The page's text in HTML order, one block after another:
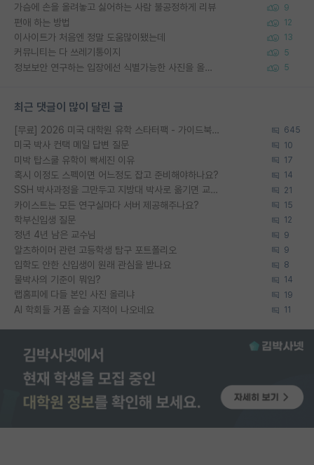
가슴에 손을 올려놓고 싫어하는 사람 불공정하게 리뷰 9
편애 하는 방법 12
이사이트가 처음엔 정말 도움많이됐는데 13
커뮤니티는 다 쓰레기통이지 5
정보보안 연구하는 입장에선 식별가능한 사진을 올리는건 비추이긴함 5
최근 댓글이 많이 달린 글
[무료] 2026 미국 대학원 유학 스타터팩 - 가이드북 & 합격자 컨택메일 템플릿 645
미국 박사 컨택 메일 답변 질문 10
미박 탑스쿨 유학이 빡세진 이유 17
혹시 이정도 스펙이면 어느정도 잡고 준비해야하나요? 14
SSH 박사과정을 그만두고 지방대 박사로 옮기면 교수의 꿈은 끝일까요? 21
카이스트는 모든 연구실마다 서버 제공해주나요? 15
학부신입생 질문 12
정년 4년 남은 교수님 9
알츠하이머 관련 고등학생 탐구 포트폴리오 9
입학도 안한 신입생이 원래 관심을 받나요 8
물박사의 기준이 뭐임? 14
랩홈피에 다들 본인 사진 올리냐 19
AI 학회들 거품 슬슬 지적이 나오네요 11